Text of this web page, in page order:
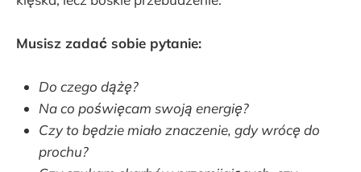
Musisz zadać sobie pytanie:
Do czego dążę?
Na co poświęcam swoją energię?
Czy to będzie miało znaczenie, gdy wrócę do
prochu?